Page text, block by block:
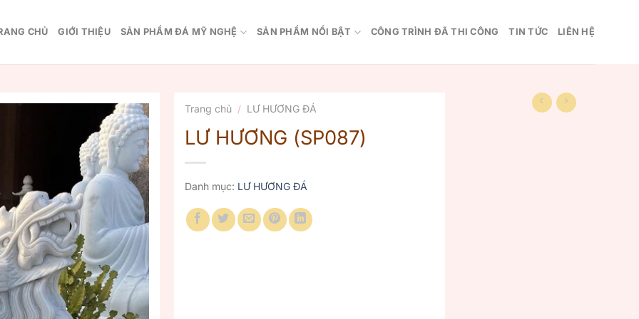
CHỦ GIỚI THIỆU SẢN PHẨM ĐÁ MỸ NGHỆ SẢN PHẨM NỔI BẬT CÔNG TRÌNH ĐÃ THI CÔNG TIN TỨC LIÊN HỆ
Trang chủ / LƯ HƯƠNG ĐÁ
LƯ HƯƠNG (SP087)
Danh mục: LƯ HƯƠNG ĐÁ